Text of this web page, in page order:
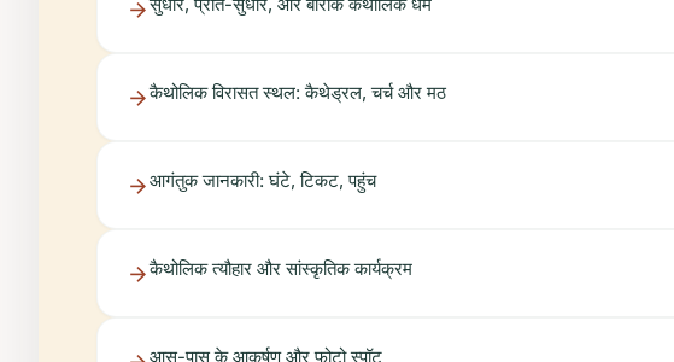
कैथोलिक विरासत स्थल: कैथेड्रल, चर्च और मठ
आगंतुक जानकारी: घंटे, टिकट, पहुंच
कैथोलिक त्यौहार और सांस्कृतिक कार्यक्रम
आस-पास के आकर्षण और फोटो स्पॉट